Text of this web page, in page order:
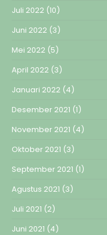
Juli 2022 (10)
Juni 2022 (3)
Mei 2022 (5)
April 2022 (3)
Januari 2022 (4)
Desember 2021 (1)
November 2021 (4)
Oktober 2021 (3)
September 2021 (1)
Agustus 2021 (3)
Juli 2021 (2)
Juni 2021 (4)